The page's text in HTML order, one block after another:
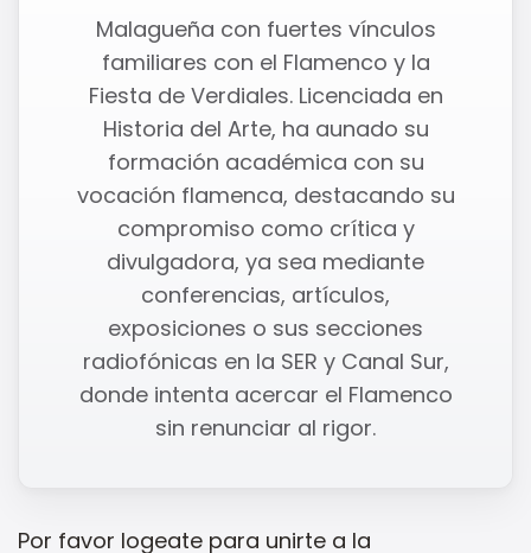
Malagueña con fuertes vínculos
familiares con el Flamenco y la
Fiesta de Verdiales. Licenciada en
Historia del Arte, ha aunado su
formación académica con su
vocación flamenca, destacando su
compromiso como crítica y
divulgadora, ya sea mediante
conferencias, artículos,
exposiciones o sus secciones
radiofónicas en la SER y Canal Sur,
donde intenta acercar el Flamenco
sin renunciar al rigor.
Por favor logeate para unirte a la